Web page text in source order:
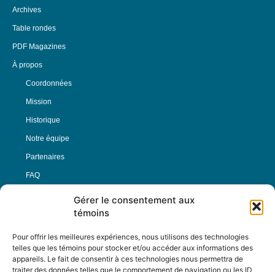
Gérer le consentement aux
témoins
Pour offrir les meilleures expériences, nous utilisons des technologies
telles que les témoins pour stocker et/ou accéder aux informations des
appareils. Le fait de consentir à ces technologies nous permettra de
traiter des données telles que le comportement de navigation ou les ID
Archives
Table rondes
PDF Magazines
À propos
Coordonnées
Mission
Historique
Notre équipe
Partenaires
FAQ
Nous Suivre